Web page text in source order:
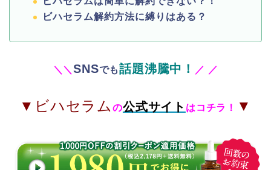
ビハセラム解約方法に縛りはある？
＼ ＼SNSでも話題沸騰中！ ／ ／
▼ビハセラムの公式サイト はコチラ！ ▼